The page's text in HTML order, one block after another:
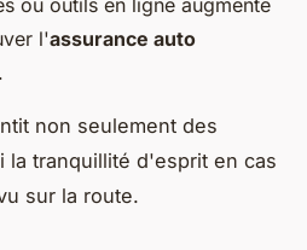
ou outils en ligne augmente
l'assurance auto
non seulement des
la tranquillité d'esprit en cas
sur la route.